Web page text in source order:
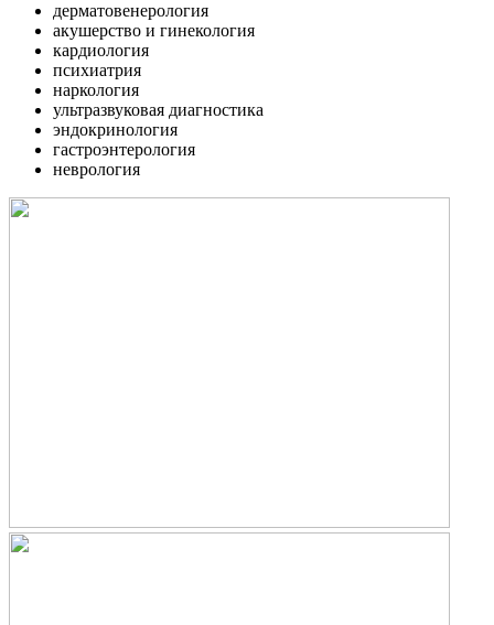
дерматовенерология
акушерство и гинекология
кардиология
психиатрия
наркология
ультразвуковая диагностика
эндокринология
гастроэнтерология
неврология